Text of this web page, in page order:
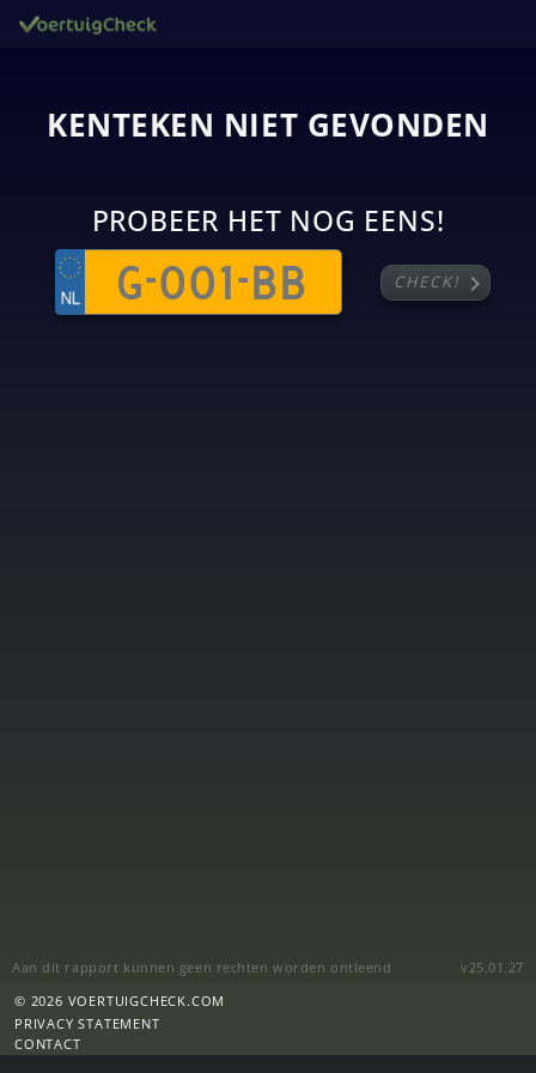
KENTEKEN NIET GEVONDEN
PROBEER HET NOG EENS!
CHECK! chevron_right
Aan dit rapport kunnen geen rechten worden ontleend
v25.01.27
© 2026 VOERTUIGCHECK.COM
PRIVACY STATEMENT
CONTACT